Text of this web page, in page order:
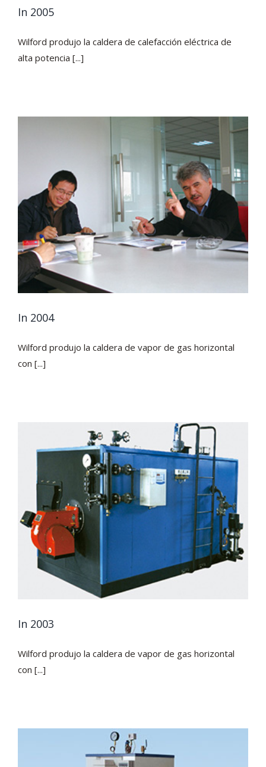
In 2005
Wilford produjo la caldera de calefacción eléctrica de
alta potencia [...]
In 2004
Wilford produjo la caldera de vapor de gas horizontal
con [...]
In 2003
Wilford produjo la caldera de vapor de gas horizontal
con [...]